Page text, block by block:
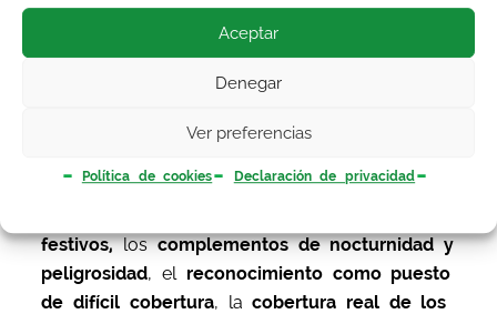
Aceptar
Denegar
Ver preferencias
Política de cookies Declaración de privacidad
hay que arreglar, como son la conciliación de
la vida laboral y familiar, la
exenciones de jornada
a través
Zona Básica de Salu
den vez de al distrito,
festivos,loscomplementos de nocturnidad y
peligrosidad, el reconocimiento como puesto
de difícil cobertura, lacobertura real de los